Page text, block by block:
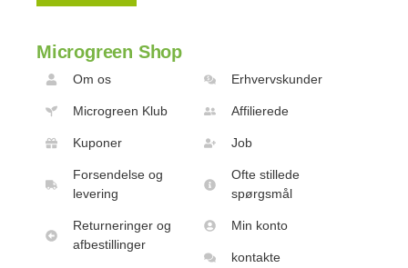
Microgreen Shop
Om os
Microgreen Klub
Kuponer
Forsendelse og
levering
Returneringer og
afbestillinger
Erhvervskunder
Affilierede
Job
Ofte stillede
spørgsmål
Min konto
kontakte